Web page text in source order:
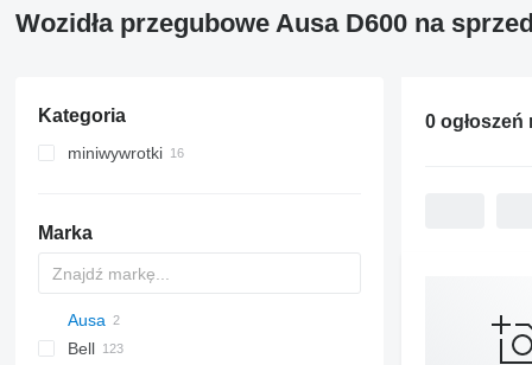
Wozidła przegubowe Ausa D600 na
Kategoria
miniwywrotki
Marka
Ausa
D-series
Bell
0